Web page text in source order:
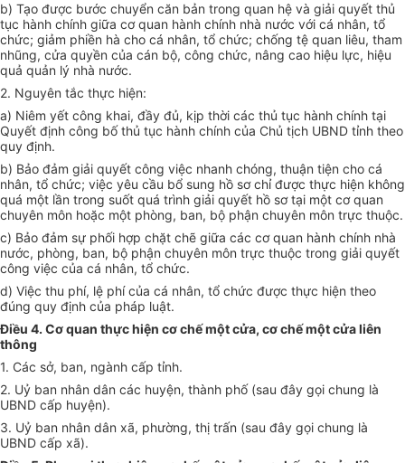
b) Tạo được bước chuyển căn bản trong quan hệ và giải quyết thủ
tục hành chính giữa cơ quan hành chính nhà nước với cá nhân, tổ
chức; giảm phiền hà cho cá nhân, tổ chức; chống tệ quan liêu, tham
nhũng, cửa quyền của cán bộ, công chức, nâng cao hiệu lực, hiệu
quả quản lý nhà nước.
2. Nguyên tắc thực hiện:
a) Niêm yết công khai, đầy đủ, kịp thời các thủ tục hành chính tại
Quyết định công bố thủ tục hành chính của Chủ tịch UBND tỉnh theo
quy định.
b) Bảo đảm giải quyết công việc nhanh chóng, thuận tiện cho cá
nhân, tổ chức; việc yêu cầu bổ sung hồ sơ chỉ được thực hiện không
quá một lần trong suốt quá trình giải quyết hồ sơ tại một cơ quan
chuyên môn hoặc một phòng, ban, bộ phận chuyên môn trực thuộc.
c) Bảo đảm sự phối hợp chặt chẽ giữa các cơ quan hành chính nhà
nước, phòng, ban, bộ phận chuyên môn trực thuộc trong giải quyết
công việc của cá nhân, tổ chức.
d) Việc thu phí, lệ phí của cá nhân, tổ chức được thực hiện theo
đúng quy định của pháp luật.
Điều 4. Cơ quan thực hiện cơ chế một cửa, cơ chế một cửa liên
thông
1. Các sở, ban, ngành cấp tỉnh.
2. Uỷ ban nhân dân các huyện, thành phố (sau đây gọi chung là
UBND cấp huyện).
3. Uỷ ban nhân dân xã, phường, thị trấn (sau đây gọi chung là
UBND cấp xã).